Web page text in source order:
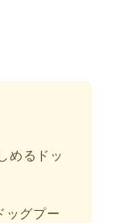
めるドッ
ッグプー